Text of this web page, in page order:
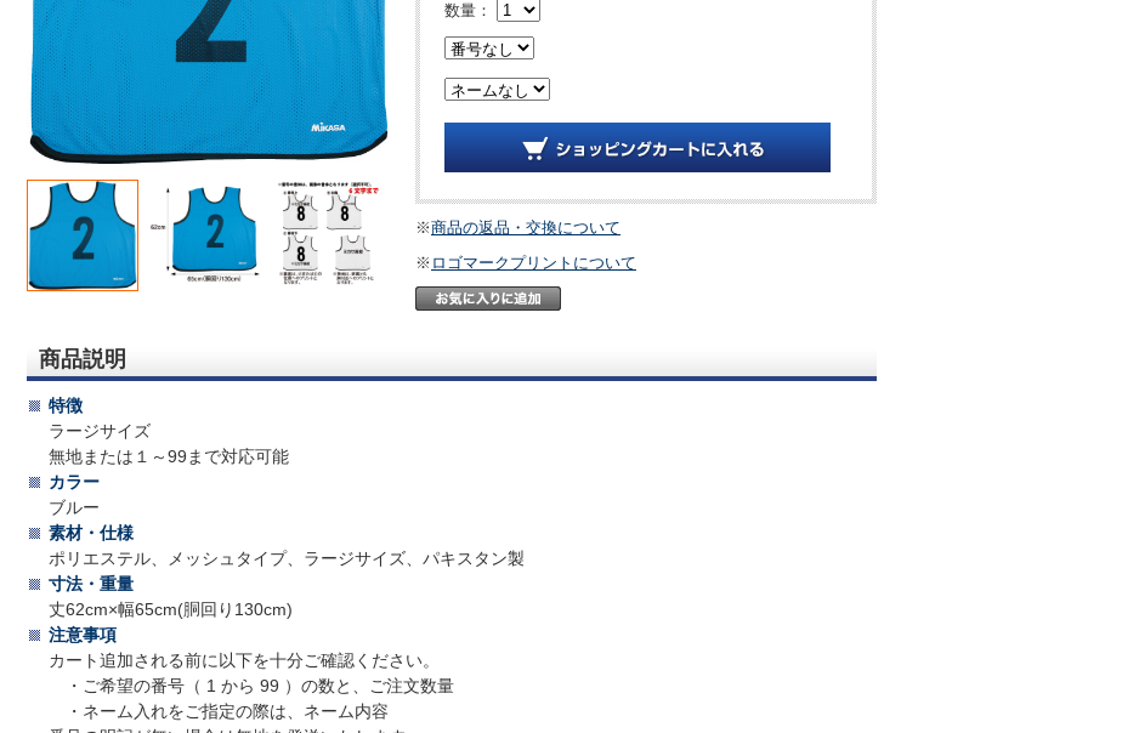
数量：
※商品の返品・交換について
※ ロゴマークプリントについて
商品説明
特徴
ラージサイズ
無地または１～99まで対応可能
カラー
ブルー
素材・仕様
ポリエステル、メッシュタイプ、ラージサイズ、パキスタン製
寸法・重量
丈62cm×幅65cm(胴回り130cm)
注意事項
カート追加される前に以下を十分ご確認ください。
・ご希望の番号（ 1 から 99 ）の数と、ご注文数量
・ネーム入れをご指定の際は、ネーム内容